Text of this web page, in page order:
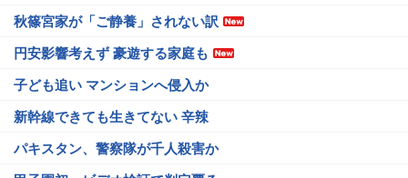
秋篠宮家が「ご静養」されない訳
円安影響考えず 豪遊する家庭も
子ども追い マンションへ侵入か
新幹線できても生きてない 辛辣
パキスタン、警察隊が千人殺害か